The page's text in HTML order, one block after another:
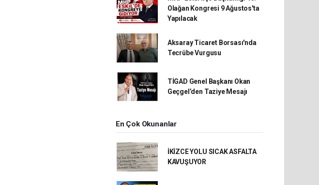
Olağan Kongresi 9 Ağustos'ta
Yapılacak
Aksaray Ticaret Borsası'nda
Tecrübe Vurgusu
TİGAD Genel Başkanı Okan
Geçgel’den Taziye Mesajı
En Çok Okunanlar
İKİZCE YOLU SICAK ASFALTA
KAVUŞUYOR